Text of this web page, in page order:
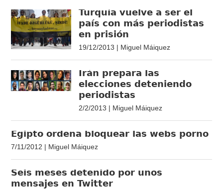
Turquía vuelve a ser el
país con más periodistas
en prisión
19/12/2013 | Miguel Máiquez
Irán prepara las
elecciones deteniendo
periodistas
2/2/2013 | Miguel Máiquez
Egipto ordena bloquear las webs porno
7/11/2012 | Miguel Máiquez
Seis meses detenido por unos
mensajes en Twitter